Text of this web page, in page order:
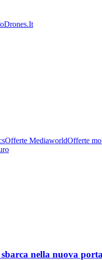
Offerte MediaworldOfferte
nella nuova